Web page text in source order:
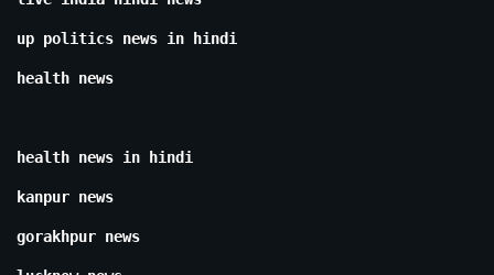
up politics news in hindi
health news
health news in hindi
kanpur news
gorakhpur news